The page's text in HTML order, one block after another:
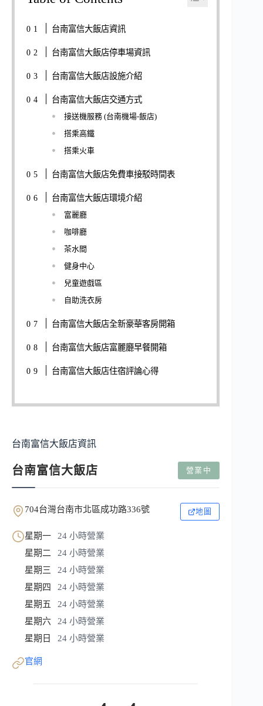
台南富信大飯店資訊
台南富信大飯店停車場資訊
台南富信大飯店設施介紹
台南富信大飯店交通方式
接送機服務 (台南機場-飯店)
搭乘高鐵
搭乘火車
台南富信大飯店免費車接駁時間表
台南富信大飯店環境介紹
富麗廳
咖啡廳
茶水間
健身中心
兒童遊戲區
自助洗衣房
台南富信大飯店全新豪華客房開箱
台南富信大飯店富麗廳早餐開箱
台南富信大飯店住宿評論心得
台南富信大飯店資訊
台南富信大飯店 營業中
704台灣台南市北區成功路336號 地圖
星期一
24 小時營業
星期二
24 小時營業
星期三
24 小時營業
星期四
24 小時營業
星期五
24 小時營業
星期六
24 小時營業
星期日
24 小時營業
官網